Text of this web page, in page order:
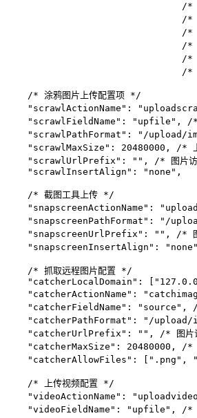
/* {dd} 会替换成
/* {hh} 会替换成
/* {ii} 会替换成
/* {ss} 会替换
/* 非法字符 \ :
/* 具请体看线上文档:
/* 涂鸦图片上传配置项 */
"scrawlActionName":
"scrawlFieldName": "upfile", /* 提
"scrawlPathFormat": "/upload/
"scrawlMaxSize": 20480000, /* 上
"scrawlUrlPrefix": "", /* 图片访
"scrawlInsertAlign": "none",
/* 截图工具上传 */
"snapscreenActionName":
"snapscreenPathFormat": "/upload/
"snapscreenUrlPrefix": "", /* 图
"snapscreenInsertAlign": "none", /
/* 抓取远程图片配置 */
"catcherLocalDomain":
"catcherActionName":
"catcherFieldName": "source", /*
"catcherPathFormat": "/upload/
"catcherUrlPrefix": "", /* 图片访
"catcherMaxSize": 20480000, /* 上
"catcherAllowFiles": [".png",
/* 上传视频配置 */
"videoActionName":
"videoFieldName": "upfile", /* 提